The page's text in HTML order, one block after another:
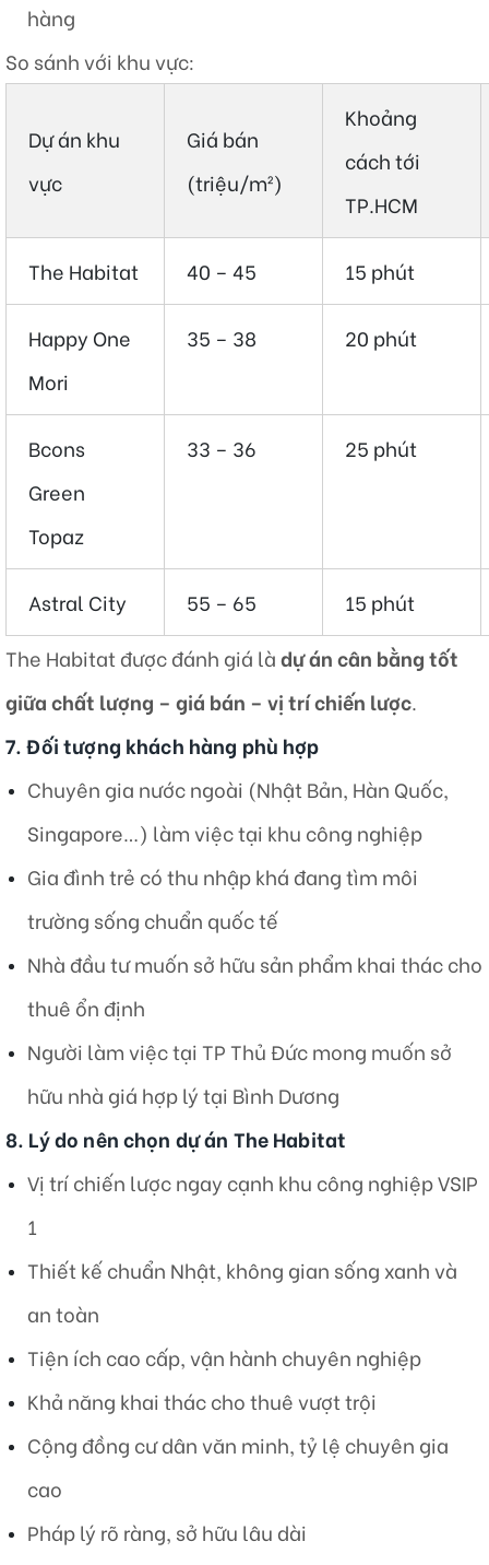
hàng
So sánh với khu vực:
Dự án khu
vực
Giá bán
(triệu/m²)
Khoảng
cách tới
TP.HCM
The Habitat 40 – 45 15 phút
Happy One
Mori
35 – 38 20 phút
Bcons
Green
Topaz
33 – 36 25 phút
Astral City 55 – 65
15 phút
The Habitat được đánh giá làdự án cân bằng tốt
giữa chất lượng – giá bán – vị trí chiến lược.
7. Đối tượng khách hàng phù hợp
Chuyên gia nước ngoài (Nhật Bản, Hàn Quốc,
Singapore…) làm việc tại khu công nghiệp
Gia đình trẻ có thu nhập khá đang tìm môi
trường sống chuẩn quốc tế
Nhà đầu tư muốn sở hữu sản phẩm khai thác cho
thuê ổn định
Người làm việc tại TP Thủ Đức mong muốn sở
hữu nhà giá hợp lý tại Bình Dương
8. Lý do nên chọn dự án The Habitat
Vị trí chiến lược ngay cạnh khu công nghiệp VSIP
1
Thiết kế chuẩn Nhật, không gian sống xanh và
an toàn
Tiện ích cao cấp, vận hành chuyên nghiệp
Khả năng khai thác cho thuê vượt trội
Cộng đồng cư dân văn minh, tỷ lệ chuyên gia
cao
Pháp lý rõ ràng, sở hữu lâu dài